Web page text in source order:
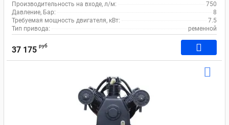
Производительность на входе, л/м:
750
Давление, Бар:
8
Требуемая мощность двигателя, кВт:
7.5
Тип привода:
ременной
37 175 руб